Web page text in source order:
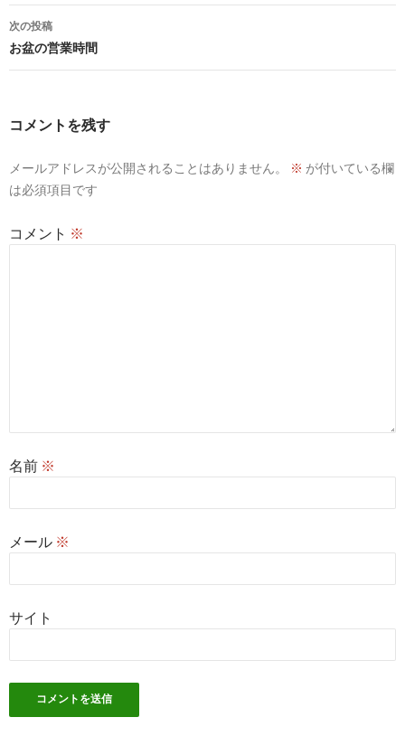
ナ
ビ
ョ
次の投稿
お盆の営業時間
コメントを残す
メールアドレスが公開されることはありません。 ※ が付いている欄
は必須項目です
コメント ※
名前 ※
メール ※
サイト